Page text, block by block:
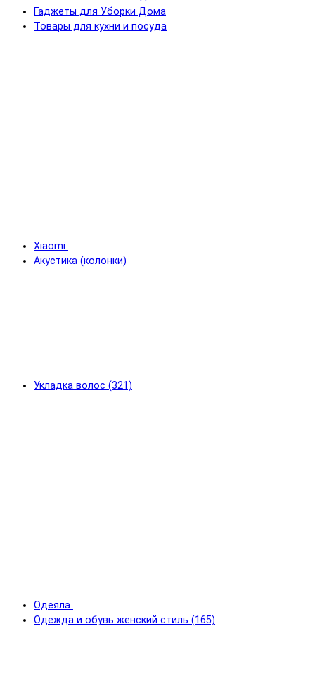
Гаджеты для Уборки Дома
Товары для кухни и посуда
Xiaomi
Акустика (колонки)
Укладка волос (321)
Одеяла
Одежда и обувь женский стиль (165)